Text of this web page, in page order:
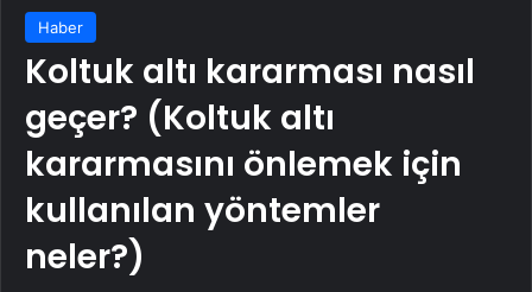
Haber
Koltuk altı kararması nasıl
geçer? (Koltuk altı
kararmasını önlemek için
kullanılan yöntemler
neler?)